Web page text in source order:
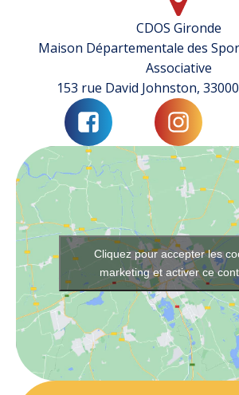
CDOS Gironde
Maison Départementale des
Associative
153 rue David Johnston,
Cliquez pour accepter les
marketing et activer ce